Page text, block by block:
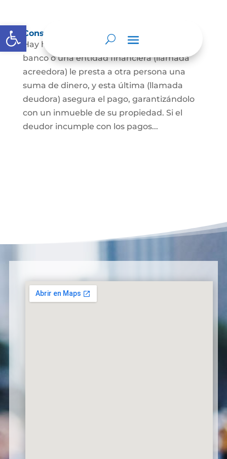
Abrir barra de herramientas
Constitución de hipoteca
Hay hipoteca cuando una persona, o un
banco o una entidad financiera (llamada
acreedora) le presta a otra persona una
suma de dinero, y esta última (llamada
deudora) asegura el pago, garantizándolo
con un inmueble de su propiedad. Si el
deudor incumple con los pagos...